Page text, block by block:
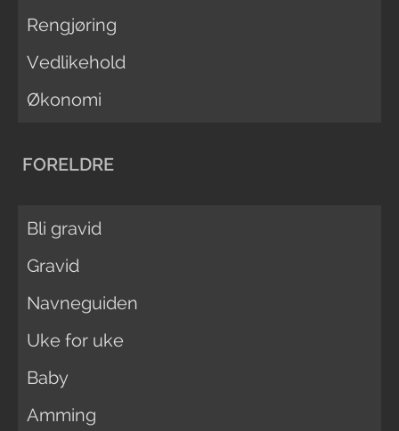
Rengjøring
Vedlikehold
Økonomi
FORELDRE
Bli gravid
Gravid
Navneguiden
Uke for uke
Baby
Amming